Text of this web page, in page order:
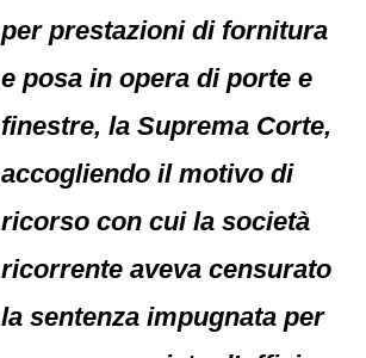
per prestazioni di fornitura
e posa in opera di porte e
finestre, la Suprema Corte,
accogliendo il motivo di
ricorso con cui la società
ricorrente aveva censurato
la sentenza impugnata per